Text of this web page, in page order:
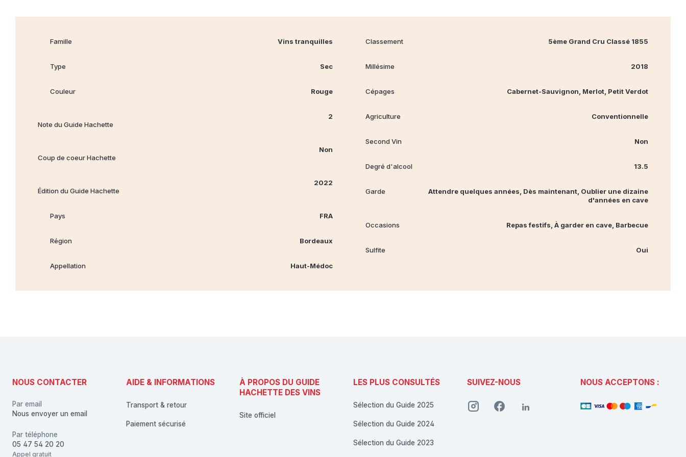
Famille Vins tranquilles
Type Sec
Couleur Rouge
Note du Guide Hachette
2
Coup de coeur Hachette
Non
Édition du Guide Hachette
2022
Pays FRA
Région Bordeaux
Appellation Haut-Médoc
Classement 5ème Grand Cru Classé 1855
Millésime 2018
Cépages Cabernet‐Sauvignon, Merlot, Petit Verdot
Agriculture Conventionnelle
Second Vin Non
Degré d'alcool 13.5
Garde
Attendre quelques années, Dès maintenant, Oublier une dizaine
d'années en cave
Occasions Repas festifs, À garder en cave, Barbecue
Sulfite Oui
NOUS CONTACTER
Par email
Nous envoyer un email
Par téléphone
05 47 54 20 20
Appel gratuit
AIDE & INFORMATIONS
Transport & retour
Paiement sécurisé
À PROPOS DU GUIDE
HACHETTE DES VINS
Site officiel
LES PLUS CONSULTÉS
Sélection du Guide 2025
Sélection du Guide 2024
Sélection du Guide 2023
SUIVEZ-NOUS NOUS ACCEPTONS :